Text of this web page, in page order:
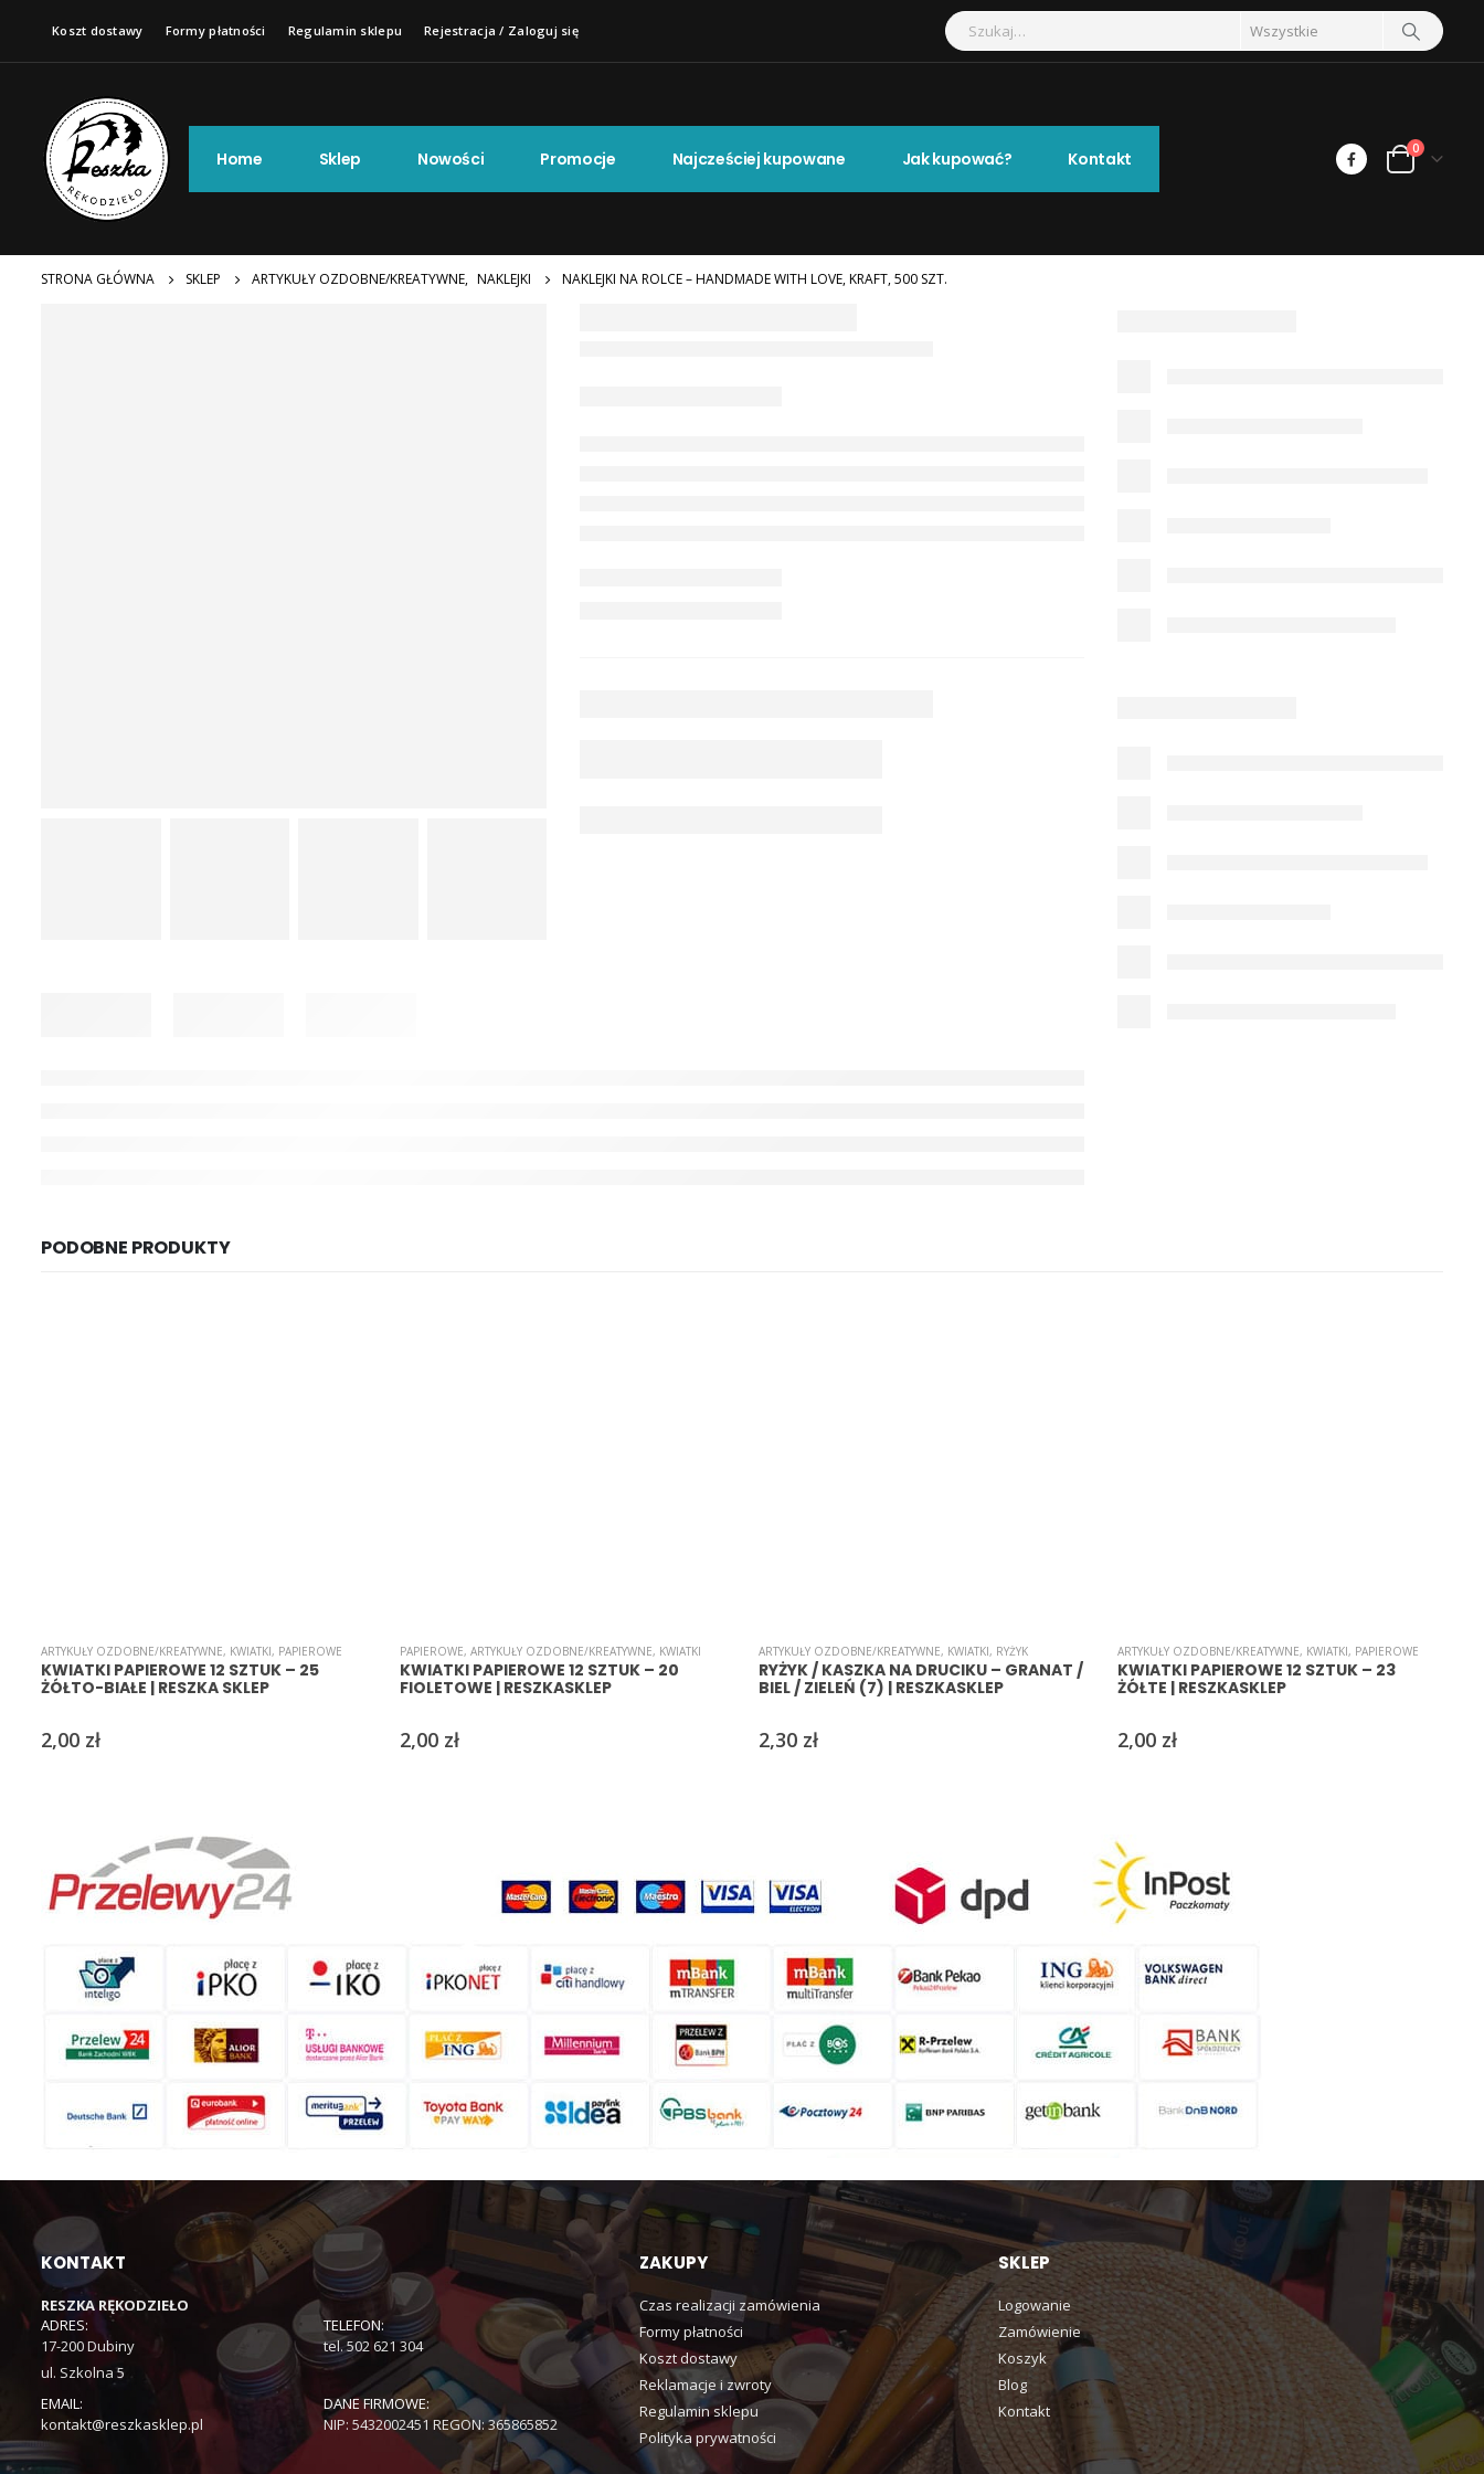
Koszt dostawy Formy płatności Regulamin sklepu Rejestracja / Zaloguj się
Home Sklep Nowości Promocje Najcześciej kupowane Jak kupować? Kontakt 0
STRONA GŁÓWNA SKLEP ARTYKUŁY OZDOBNE/KREATYWNE, NAKLEJKI NAKLEJKI NA ROLCE – HANDMADE WITH LOVE, KRAFT, 500 SZT.
PODOBNE PRODUKTY
ARTYKUŁY OZDOBNE/KREATYWNE, KWIATKI, PAPIEROWE
KWIATKI PAPIEROWE 12 SZTUK – 25
ŻÓŁTO-BIAŁE | RESZKA SKLEP
2,00 zł
PAPIEROWE, ARTYKUŁY OZDOBNE/KREATYWNE, KWIATKI
KWIATKI PAPIEROWE 12 SZTUK – 20
FIOLETOWE | RESZKASKLEP
2,00 zł
ARTYKUŁY OZDOBNE/KREATYWNE, KWIATKI, RYŻYK
RYŻYK / KASZKA NA DRUCIKU – GRANAT /
BIEL / ZIELEŃ (7) | RESZKASKLEP
2,30 zł
ARTYKUŁY OZDOBNE/KREATYWNE, KWIATKI, PAPIEROWE
KWIATKI PAPIEROWE 12 SZTUK – 23
ŻÓŁTE | RESZKASKLEP
2,00 zł
KONTAKT
RESZKA RĘKODZIEŁO
ADRES:
17-200 Dubiny
ul. Szkolna 5
TELEFON:
tel. 502 621 304
EMAIL:
kontakt@reszkasklep.pl
DANE FIRMOWE:
NIP: 5432002451 REGON: 365865852
ZAKUPY
Czas realizacji zamówienia
Formy płatności
Koszt dostawy
Reklamacje i zwroty
Regulamin sklepu
Polityka prywatności
SKLEP
Logowanie
Zamówienie
Koszyk
Blog
Kontakt